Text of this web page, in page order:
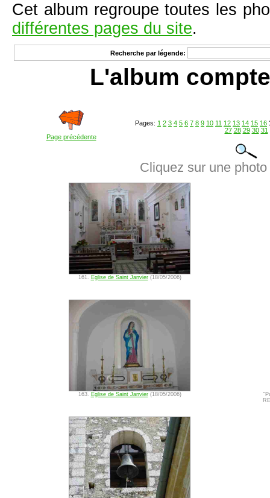
Cet album regroupe toutes les
différentes pages du site.
Recherche par légende:
L'album
Page précédente
Pages: 1 2 3 4 5 6 7 8 9 10 11 12 13 14 15 16
27 28 29 30 31
Cliquez sur une
161. Eglise de Saint Janvier(18/05/2006)
163. Eglise de Saint Janvier(18/05/2006)